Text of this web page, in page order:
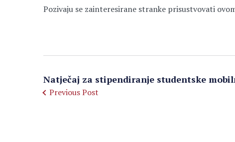
Pozivaju se zainteresirane stranke prisustvovati
Natječaj za stipendiranje studentske
Previous Post